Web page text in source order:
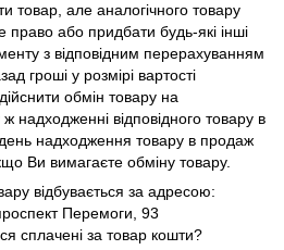
товар, але аналогічного товару
або придбати будь-які інші
з відповідним перерахуванням
гроші у розмірі вартості
обмін товару на
надходженні відповідного товару в
надходження товару в продаж
Ви вимагаєте обміну товару.
відбувається за адресою:
Перемоги, 93
сплачені за товар кошти?